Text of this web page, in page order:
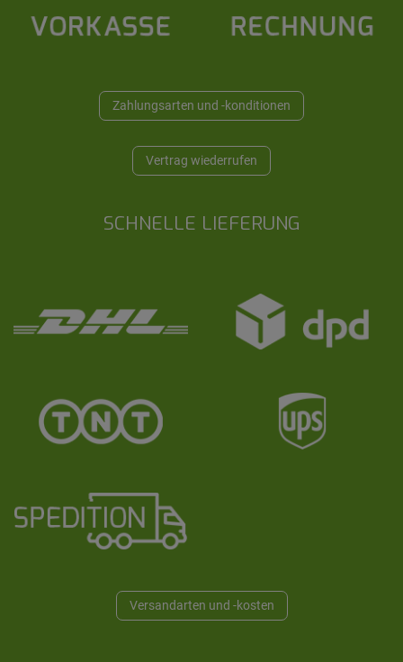
Zahlungsarten und -konditionen
Vertrag wiederrufen
SCHNELLE LIEFERUNG
Versandarten und -kosten